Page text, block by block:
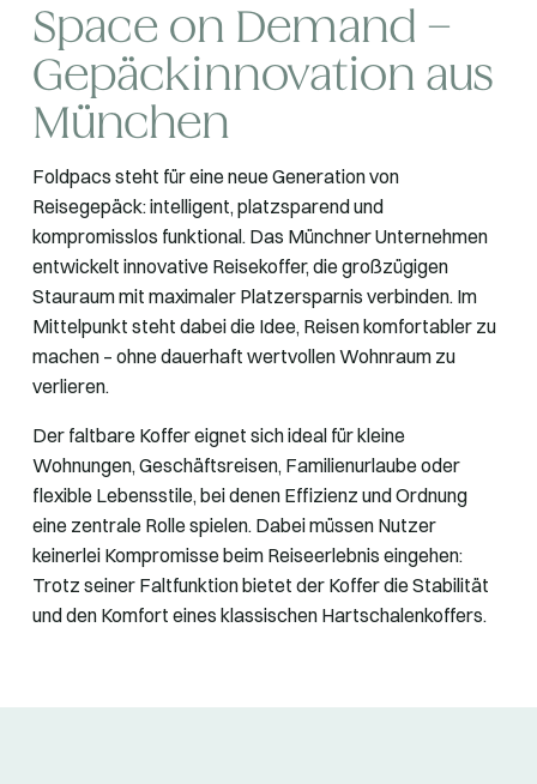
Space on Demand –
Gepäckinnovation aus
München
Foldpacs steht für eine neue Generation von
Reisegepäck: intelligent, platzsparend und
kompromisslos funktional. Das Münchner Unternehmen
entwickelt innovative Reisekoffer, die großzügigen
Stauraum mit maximaler Platzersparnis verbinden. Im
Mittelpunkt steht dabei die Idee, Reisen komfortabler zu
machen – ohne dauerhaft wertvollen Wohnraum zu
verlieren.
Der faltbare Koffer eignet sich ideal für kleine
Wohnungen, Geschäftsreisen, Familienurlaube oder
flexible Lebensstile, bei denen Effizienz und Ordnung
eine zentrale Rolle spielen. Dabei müssen Nutzer
keinerlei Kompromisse beim Reiseerlebnis eingehen:
Trotz seiner Faltfunktion bietet der Koffer die Stabilität
und den Komfort eines klassischen Hartschalenkoffers.